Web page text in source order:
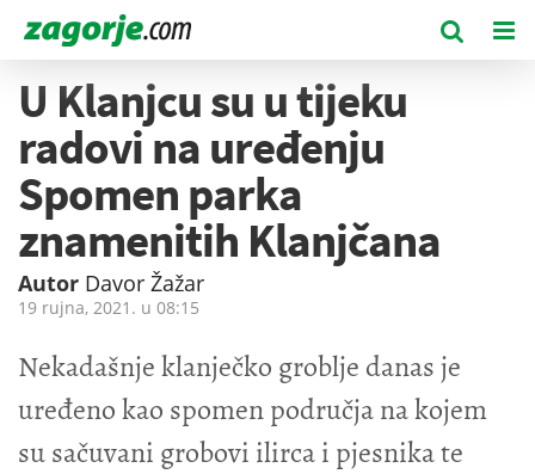
U Klanjcu su u tijeku
radovi na uređenju
Spomen parka
znamenitih Klanjčana
Autor Davor Žažar
19 rujna, 2021. u 08:15
Nekadašnje klanječko groblje danas je
uređeno kao spomen područja na kojem
su sačuvani grobovi ilirca i pjesnika te